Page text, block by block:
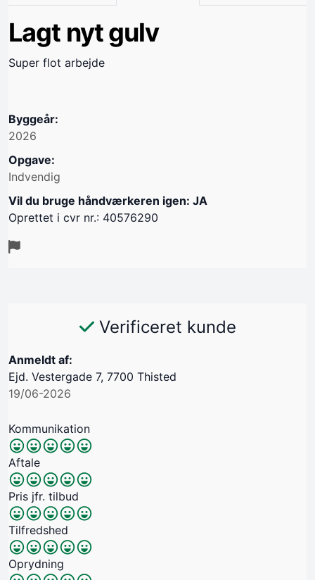
Lagt nyt gulv
Super flot arbejde
Byggeår:
2026
Opgave:
Indvendig
Vil du bruge håndværkeren igen: JA
Oprettet i cvr nr.: 40576290
Verificeret kunde
Anmeldt af:
Ejd. Vestergade 7, 7700 Thisted
19/06-2026
Kommunikation
Aftale
Pris jfr. tilbud
Tilfredshed
Oprydning